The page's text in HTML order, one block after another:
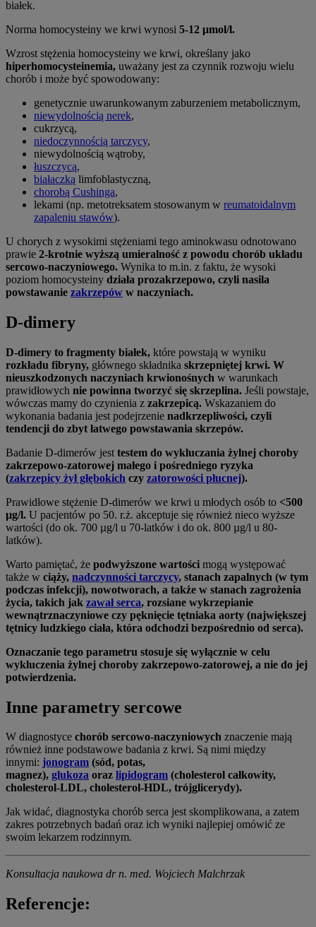
białek.
Norma homocysteiny we krwi wynosi 5-12 μmol/l.
Wzrost stężenia homocysteiny we krwi, określany jako
hiperhomocysteinemia, uważany jest za czynnik rozwoju wielu
chorób i może być spowodowany:
genetycznie uwarunkowanym zaburzeniem metabolicznym,
niewydolnością nerek,
cukrzycą,
niedoczynnością tarczycy,
niewydolnością wątroby,
łuszczycą,
białaczką limfoblastyczną,
chorobą Cushinga,
lekami (np. metotreksatem stosowanym w reumatoidalnym
zapaleniu stawów).
U chorych z wysokimi stężeniami tego aminokwasu odnotowano
prawie 2-krotnie wyższą umieralność z powodu chorób układu
sercowo-naczyniowego. Wynika to m.in. z faktu, że wysoki
poziom homocysteiny działa prozakrzepowo, czyli nasila
powstawanie zakrzepów w naczyniach.
D-dimery
D-dimery to fragmenty białek, które powstają w wyniku
rozkładu fibryny, głównego składnika skrzepniętej krwi. W
nieuszkodzonych naczyniach krwionośnych w warunkach
prawidłowych nie powinna tworzyć się skrzeplina. Jeśli powstaje,
wówczas mamy do czynienia z zakrzepicą. Wskazaniem do
wykonania badania jest podejrzenie nadkrzepliwości, czyli
tendencji do zbyt łatwego powstawania skrzepów.
Badanie D-dimerów jest testem do wykluczania żylnej choroby
zakrzepowo-zatorowej małego i pośredniego ryzyka
(zakrzepicy żył głębokich czy zatorowości płucnej).
Prawidłowe stężenie D-dimerów we krwi u młodych osób to <500
µg/l. U pacjentów po 50. r.ż. akceptuje się również nieco wyższe
wartości (do ok. 700 µg/l u 70-latków i do ok. 800 µg/l u 80-
latków).
Warto pamiętać, że podwyższone wartości mogą występować
także w ciąży, nadczynności tarczycy, stanach zapalnych (w tym
podczas infekcji), nowotworach, a także w stanach zagrożenia
życia, takich jak zawał serca, rozsiane wykrzepianie
wewnątrznaczyniowe czy pęknięcie tętniaka aorty (największej
tętnicy ludzkiego ciała, która odchodzi bezpośrednio od serca).
Oznaczanie tego parametru stosuje się wyłącznie w celu
wykluczenia żylnej choroby zakrzepowo-zatorowej, a nie do jej
potwierdzenia.
Inne parametry sercowe
W diagnostyce chorób sercowo-naczyniowych znaczenie mają
również inne podstawowe badania z krwi. Są nimi między
innymi: jonogram (sód, potas,
magnez), glukoza oraz lipidogram (cholesterol całkowity,
cholesterol-LDL, cholesterol-HDL, trójglicerydy).
Jak widać, diagnostyka chorób serca jest skomplikowana, a zatem
zakres potrzebnych badań oraz ich wyniki najlepiej omówić ze
swoim lekarzem rodzinnym.
Konsultacja naukowa dr n. med. Wojciech Malchrzak
Referencje: